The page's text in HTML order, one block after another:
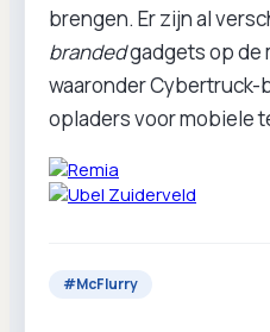
brengen. Er zijn al
brandedgadgets op de
waaronder Cybertruck-
opladers voor mobiele
#McFlurry